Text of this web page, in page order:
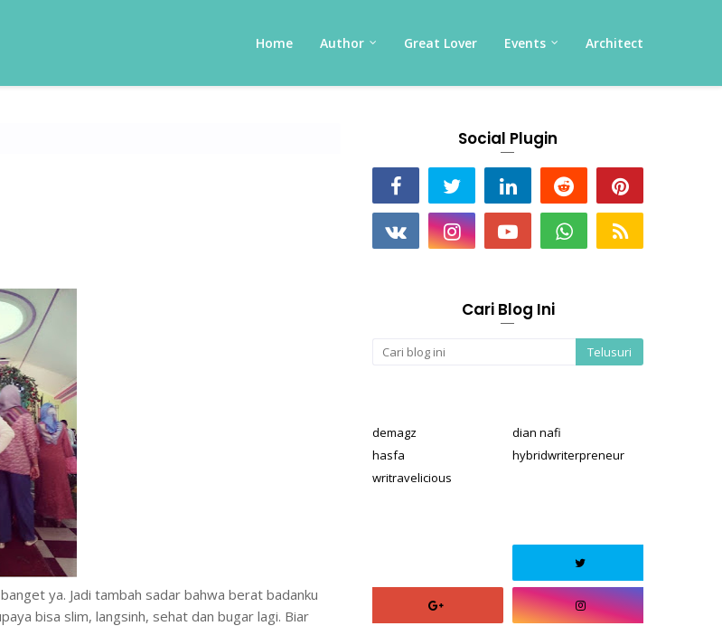
Home Author Great Lover Events Architect
ya. Jadi tambah sadar bahwa berat badanku
bisa slim, langsinh, sehat dan bugar lagi. Biar
Social Plugin
Cari Blog Ini
demagz
dian nafi
hasfa
hybridwriterpreneur
writravelicious